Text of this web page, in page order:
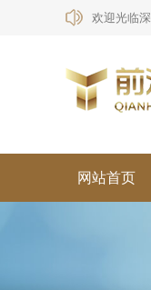
欢迎光临
网站首页